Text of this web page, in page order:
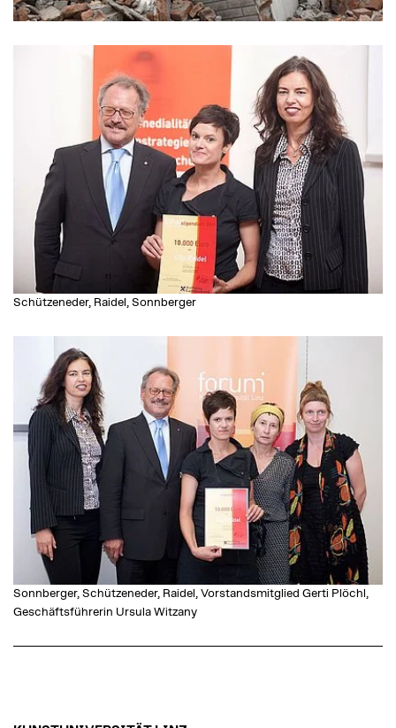
Schützeneder, Raidel, Sonnberger
Sonnberger, Schützeneder, Raidel, Vorstandsmitglied Gerti Plöchl,
Geschäftsführerin Ursula Witzany